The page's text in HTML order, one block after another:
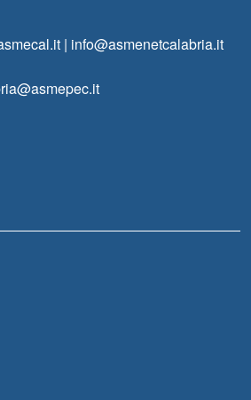
| info@asmenetcalabria.it